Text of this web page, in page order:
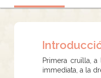
Primera cruïlla,
immediata, a la